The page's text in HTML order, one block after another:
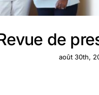
de
août 30th,